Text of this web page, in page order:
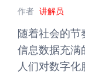
作者 讲解员
随着社会的节
信息数据充满
人们对数字化